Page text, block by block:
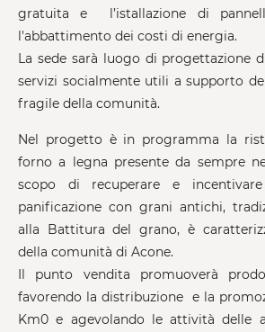
gratuita e l’istallazione di
l'abbattimento dei costi di energia.
La sede sarà luogo di progettazione
servizi socialmente utili a supporto
fragile della comunità.
Nel progetto è in programma la
forno a legna presente da sempre
scopo di recuperare e
panificazione con grani antichi,
alla Battitura del grano, è
della comunità di Acone.
Il punto vendita promuoverà
favorendo la distribuzione e la
Km0 e agevolando le attività delle